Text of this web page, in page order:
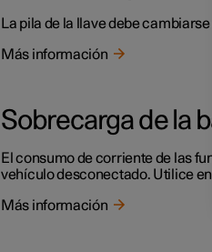
La pila de la llave debe
Más información
Sobrecarga de la
El consumo de corriente de las
vehículo desconectado. Utilice
Más información